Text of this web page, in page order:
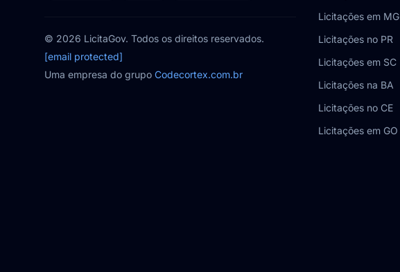
© 2026 LicitaGov. Todos os direitos reservados.
[email protected]
Uma empresa do grupo Codecortex.com.br
Licitações em MG
Licitações no PR
Licitações em SC
Licitações na BA
Licitações no CE
Licitações em GO